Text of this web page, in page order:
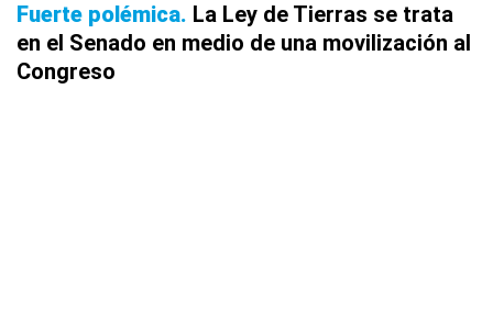
Fuerte polémica La Ley de Tierras se trata
en el Senado en medio de una movilización al
Congreso